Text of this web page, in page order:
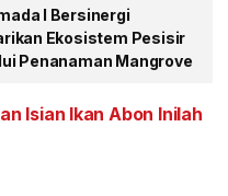
I Bersinergi
Ekosistem Pesisir
Penanaman Mangrove
Isian Ikan Abon Inilah